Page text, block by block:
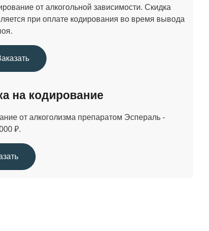
от алкогольной зависимости. Скидка
при оплате кодирования во время вывода
на кодирование
от алкоголизма препаратом Эспераль -
₽.